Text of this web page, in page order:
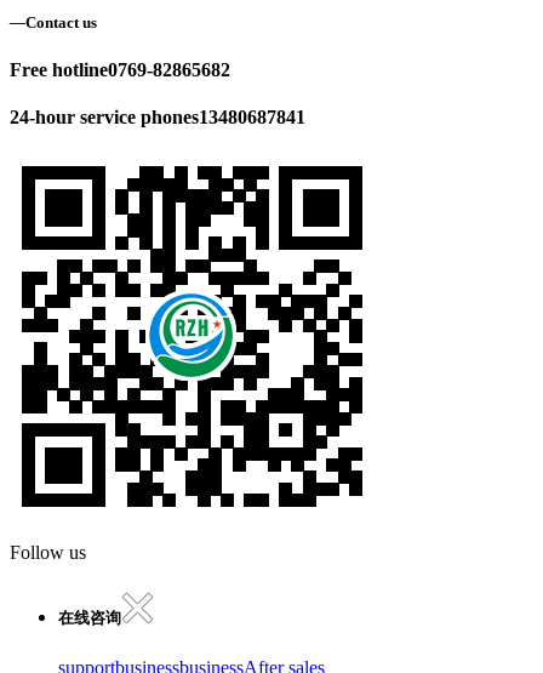
—Contact us
Free hotline0769-82865682
24-hour service phones13480687841
Follow us
在线咨询
supportbusinessbusinessAfter sales